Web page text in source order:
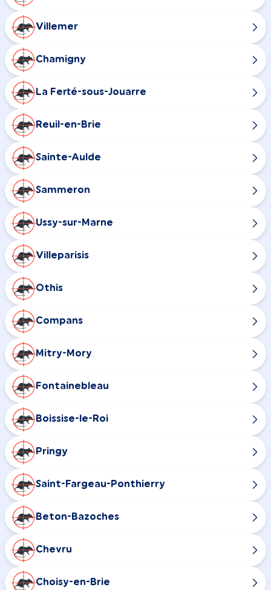
Villemer
Chamigny
La Ferté-sous-Jouarre
Reuil-en-Brie
Sainte-Aulde
Sammeron
Ussy-sur-Marne
Villeparisis
Othis
Compans
Mitry-Mory
Fontainebleau
Boissise-le-Roi
Pringy
Saint-Fargeau-Ponthierry
Beton-Bazoches
Chevru
Choisy-en-Brie